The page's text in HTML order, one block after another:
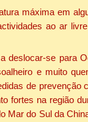
máxima em
ao ar
deslocar-se para
e muito
de prevenção
fortes na região
Mar do Sul da